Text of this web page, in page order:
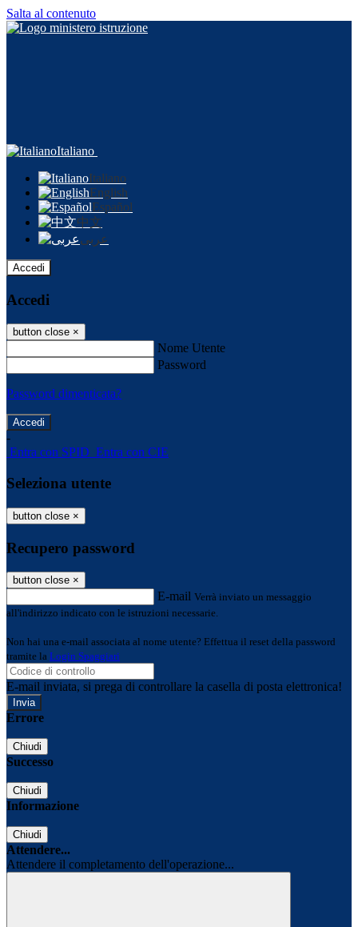
Salta al contenuto
Italiano
Italiano
English
Español
中文
عربى
Accedi
Accedi
button close ×
Nome Utente
Password
Password dimenticata?
-
Entra con SPID Entra con CIE
Seleziona utente
button close ×
Recupero password
button close ×
E-mail Verrà inviato un messaggio
all'indirizzo indicato con le istruzioni necessarie.
Non hai una e-mail associata al nome utente? Effettua il reset della password
tramite la Login Spaggiari
E-mail inviata, si prega di controllare la casella di posta elettronica!
Errore
Chiudi
Successo
Chiudi
Informazione
Chiudi
Attendere...
Attendere il completamento dell'operazione...